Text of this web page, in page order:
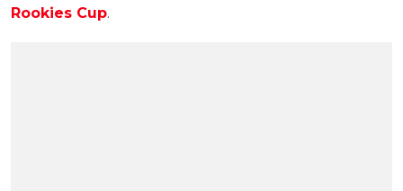
Rookies Cup.